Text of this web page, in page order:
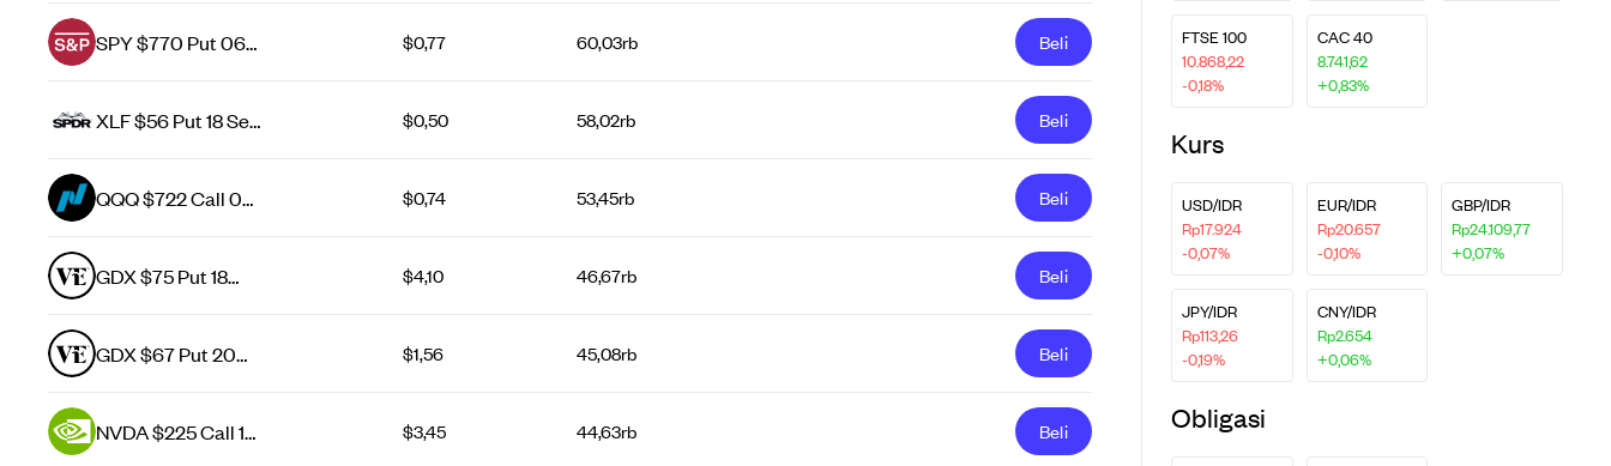
SPY $770 Put 06
$0,77 60,03rb Beli
XLF $56 Put 18 Sep
$0,50 58,02rb Beli
QQQ $722 Call 06
$0,74 53,45rb Beli
GDX $75 Put 18
$4,10 46,67rb Beli
GDX $67 Put 20
$1,56 45,08rb Beli
NVDA $225 Call 14
$3,45 44,63rb Beli
FTSE 100
10.868,22
-0,18%
CAC 40
8.741,62
+0,83%
Kurs
USD/IDR
Rp17.924
-0,07%
EUR/IDR
Rp20.657
-0,10%
GBP/IDR
Rp24.109,77
+0,07%
JPY/IDR
Rp113,26
-0,19%
CNY/IDR
Rp2.654
+0,06%
Obligasi